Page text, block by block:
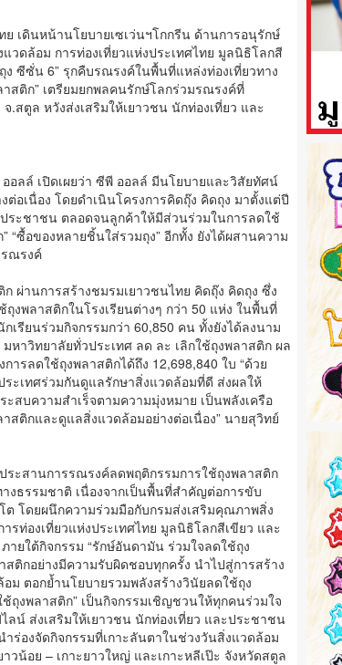
เดินหน้านโยบายเซเว่นฯโกกรีน ด้านการอนุรักษ์
ดล้อม การท่องเที่ยวแห่งประเทศไทย มูลนิธิโลกสี
ซีซั่น 6” รุกคืบรณรงค์ในพื้นที่แหล่งท่องเที่ยวทาง
สติก” เตรียมยกพลคนรักษ์โลกร่วมรณรงค์ที่
.สตูล หวังส่งเสริมให้เยาวชน นักท่องเที่ยว และ
อลล์ เปิดเผยว่า ซีพี ออลล์ มีนโยบายและวิสัยทัศน์
อเนื่อง โดยดำเนินโครงการคิดถุ๊ง คิดถุง มาตั้งแต่ปี
ระชาชน ตลอดจนลูกค้าให้มีส่วนร่วมในการลดใช้
ซื้อของหลายชิ้นใส่รวมถุง” อีกทั้ง ยังได้ผสานความ
รณรงค์
ผ่านการสร้างชมรมเยาวชนไทย คิดถุ๊ง คิดถุง ซึ่ง
งพลาสติกในโรงเรียนต่างๆ กว่า 50 แห่ง ในพื้นที่
เรียนร่วมกิจกรรมกว่า 60,850 คน ทั้งยังได้ลงนาม
หาวิทยาลัยทั่วประเทศ ลด ละ เลิกใช้ถุงพลาสติก ผล
ารลดใช้ถุงพลาสติกได้ถึง 12,698,840 ใบ “ด้วย
ะเทศร่วมกันดูแลรักษาสิ่งแวดล้อมที่ดี ส่งผลให้
สบความสำเร็จตามความมุ่งหมาย เป็นพลังเครือ
สติกและดูแลสิ่งแวดล้อมอย่างต่อเนื่อง” นายสุวิทย์
ะสานการรณรงค์ลดพฤติกรรมการใช้ถุงพลาสติก
งธรรมชาติ เนื่องจากเป็นพื้นที่สำคัญต่อการขับ
ต โดยผนึกความร่วมมือกับกรมส่งเสริมคุณภาพสิ่ง
ท่องเที่ยวแห่งประเทศไทย มูลนิธิโลกสีเขียว และ
ยใต้กิจกรรม “รักษ์อันดามัน ร่วมใจลดใช้ถุง
ติกอย่างมีความรับผิดชอบทุกครั้ง นำไปสู่การสร้าง
ม ตอกย้ำนโยบายรวมพลังสร้างวินัยลดใช้ถุง
ถุงพลาสติก” เป็นกิจกรรมเชิญชวนให้ทุกคนร่วมใจ
น์ ส่งเสริมให้เยาวชน นักท่องเที่ยว และประชาชน
องจัดกิจกรรมที่เกาะลันตาในช่วงวันสิ่งแวดล้อม
น้อย – เกาะยาวใหญ่ และเกาะหลีเป๊ะ จังหวัดสตูล